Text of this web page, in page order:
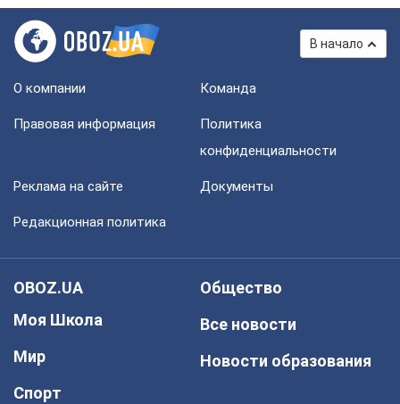
В начало
О компании Команда
Правовая информация
Политика
конфиденциальности
Реклама на сайте Документы
Редакционная политика
OBOZ.UA
Моя Школа
Мир
Спорт
Общество
Все новости
Новости образования